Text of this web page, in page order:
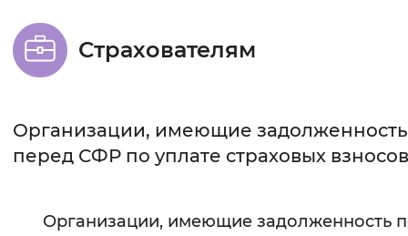
Стандартный
Без засечек С засечками
Страхователям
Организации, имеющие задолженность
перед СФР по уплате страховых взносов
Организации, имеющие задолженность